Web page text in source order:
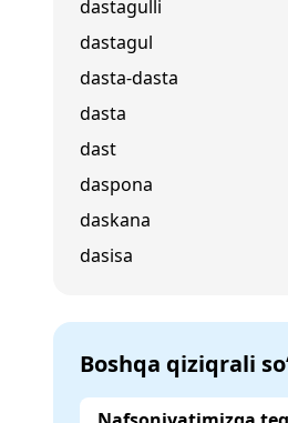
dastagulli
dastagul
dasta-dasta
dasta
dast
daspona
daskana
dasisa
Boshqa qiziqrali